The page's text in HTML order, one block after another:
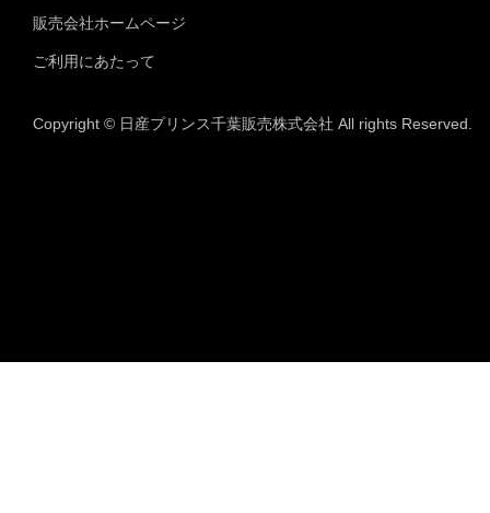
販売会社ホームページ
ご利用にあたって
Copyright © 日産プリンス千葉販売株式会社 All rights Reserved.